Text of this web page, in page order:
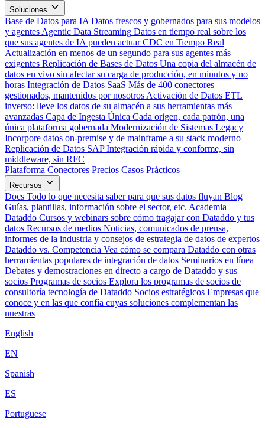
Soluciones
Base de Datos para IA Datos frescos y gobernados para sus modelos
y agentes Agentic Data Streaming Datos en tiempo real sobre los
que sus agentes de IA pueden actuar CDC en Tiempo Real
Actualización en menos de un segundo para sus agentes más
exigentes Replicación de Bases de Datos Una copia del almacén de
datos en vivo sin afectar su carga de producción, en minutos y no
horas Integración de Datos SaaS Más de 400 conectores
gestionados, mantenidos por nosotros Activación de Datos ETL
inverso: lleve los datos de su almacén a sus herramientas más
avanzadas Capa de Ingesta Única Cada origen, cada patrón, una
única plataforma gobernada Modernización de Sistemas Legacy
Incorpore datos on-premise y de mainframe a su stack moderno
Replicación de Datos SAP Integración rápida y conforme, sin
middleware, sin RFC
Plataforma Conectores Precios Casos Prácticos
Recursos
Docs Todo lo que necesita saber para que sus datos fluyan Blog
Guías, plantillas, información sobre el sector, etc. Academia
Dataddo Cursos y webinars sobre cómo tragajar con Dataddo y tus
datos Recursos de medios Noticias, comunicados de prensa,
informes de la industria y consejos de estrategia de datos de expertos
Dataddo vs. Competencia Vea cómo se compara Dataddo con otras
herramientas populares de integración de datos Seminarios en línea
Debates y demostraciones en directo a cargo de Dataddo y sus
socios Programas de socios Explora los programas de socios de
consultoría tecnología de Dataddo Socios estratégicos Empresas que
conoce y en las que confía cuyas soluciones complementan las
nuestras
English
EN
Spanish
ES
Portuguese